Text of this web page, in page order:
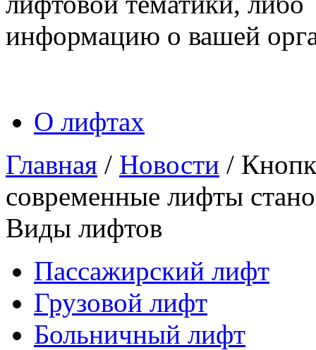
информацию о вашей
О лифтах
Главная / Новости /
cовременные лифты
Виды лифтов
Пассажирский лифт
Грузовой лифт
Больничный лифт